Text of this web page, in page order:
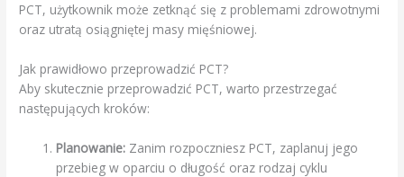
PCT, użytkownik może zetknąć się z problemami zdrowotnymi
oraz utratą osiągniętej masy mięśniowej.
Jak prawidłowo przeprowadzić PCT?
Aby skutecznie przeprowadzić PCT, warto przestrzegać
następujących kroków:
Planowanie: Zanim rozpoczniesz PCT, zaplanuj jego
przebieg w oparciu o długość oraz rodzaj cyklu